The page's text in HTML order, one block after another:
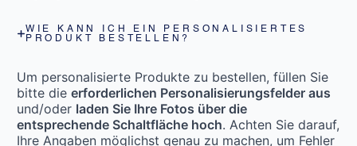
WIE KANN ICH EIN PERSONALISIERTES
PRODUKT BESTELLEN?
Um personalisierte Produkte zu bestellen, füllen Sie
bitte die erforderlichen Personalisierungsfelder aus
und/oder laden Sie Ihre Fotos über die
entsprechende Schaltfläche hoch. Achten Sie darauf,
Ihre Angaben möglichst genau zu machen, um Fehler